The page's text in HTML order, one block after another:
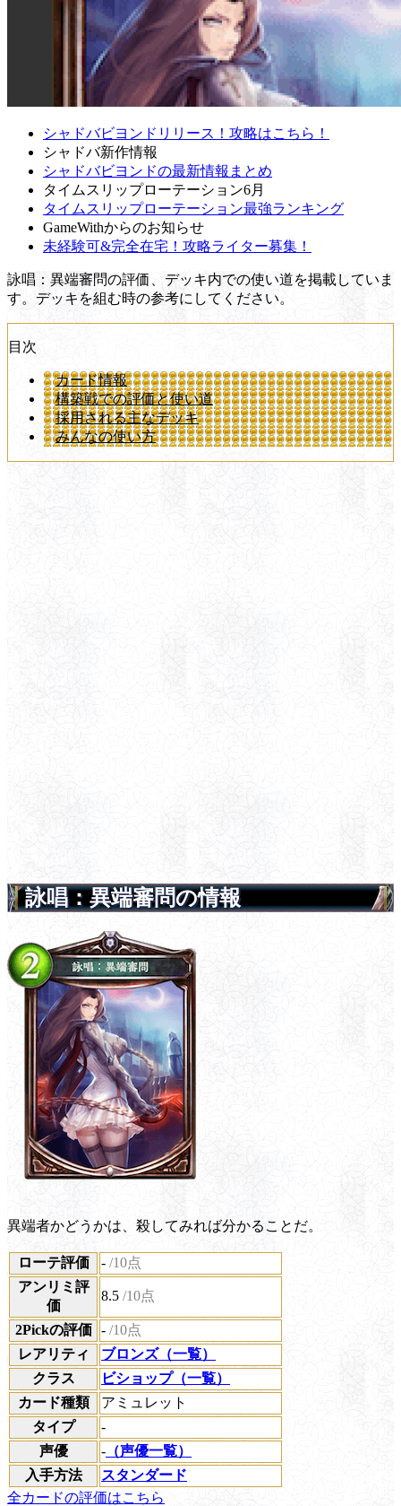
シャドバビヨンドリリース！攻略はこちら！
シャドバ新作情報
シャドバビヨンドの最新情報まとめ
タイムスリップローテーション6月
タイムスリップローテーション最強ランキング
GameWithからのお知らせ
未経験可&完全在宅！攻略ライター募集！
詠唱：異端審問の評価、デッキ内での使い道を掲載していま
す。デッキを組む時の参考にしてください。
目次
カード情報
構築戦での評価と使い道
採用される主なデッキ
みんなの使い方
詠唱：異端審問の情報
異端者かどうかは、殺してみれば分かることだ。
ローテ評価 - /10点
アンリミ評
価
8.5 /10点
2Pickの評価 - /10点
レアリティ
ブロンズ（一覧）
クラス
ビショップ（一覧）
カード種類
アミュレット
タイプ
-
声優
- （声優一覧）
入手方法
スタンダード
全カードの評価はこちら